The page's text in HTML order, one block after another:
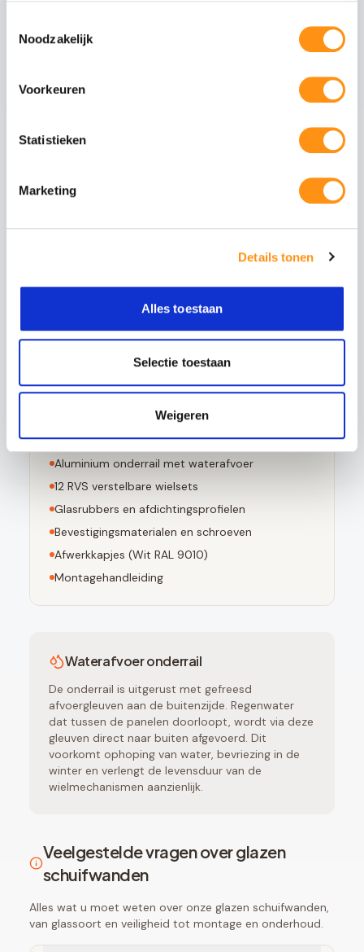
Noodzakelijk
Voorkeuren
Statistieken
Marketing
Details tonen
Alles toestaan
Selectie toestaan
Weigeren
Veiligheid van gehard glas
ondergaat een speciaal thermisch proces waarbij
permanente drukspanning in het oppervlak,
5x sterker is dan gewoon glas
Bestand tegen grote temperatuurverschillen
Voldoet aan EN 12150-1 norm
Dit pakket bevat
stuks 10mm geharde glaspanelen
Aluminium bovenrail (Wit RAL 9010)
Aluminium onderrail met waterafvoer
12 RVS verstelbare wielsets
Glasrubbers en afdichtingsprofielen
Bevestigingsmaterialen en schroeven
Afwerkkapjes (Wit RAL 9010)
Montagehandleiding
Waterafvoer onderrail
De onderrail is uitgerust met gefreesd
afvoergleuven aan de buitenzijde. Regenwater
dat tussen de panelen doorloopt, wordt via deze
gleuven direct naar buiten afgevoerd. Dit
voorkomt ophoping van water, bevriezing in de
winter en verlengt de levensduur van de
wielmechanismen aanzienlijk.
Veelgestelde vragen over glazen
schuifwanden
Alles wat u moet weten over onze glazen schuifwanden,
van glassoort en veiligheid tot montage en onderhoud.